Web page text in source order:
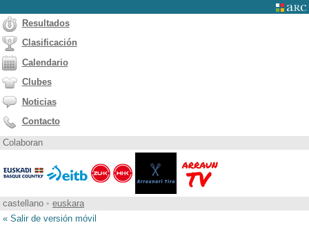
Resultados
Clasificación
Calendario
Clubes
Noticias
Contacto
Colaboran
castellano • euskara
« Salir de versión móvil